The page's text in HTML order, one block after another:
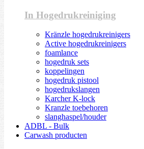
In Hogedrukreiniging
Kränzle hogedrukreinigers
Active hogedrukreinigers
foamlance
hogedruk sets
koppelingen
hogedruk pistool
hogedrukslangen
Karcher K-lock
Kranzle toebehoren
slanghaspel/houder
ADBL - Bulk
Carwash producten